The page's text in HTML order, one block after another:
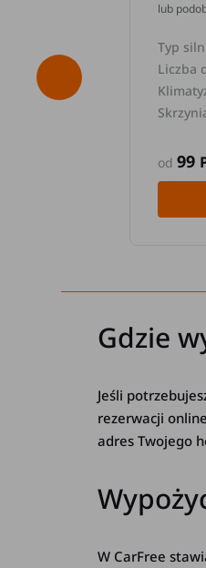
lub
Typ
Liczba
od99
Gdzie
Jeśli
rezerwacji
adres Twojego
W CarFree